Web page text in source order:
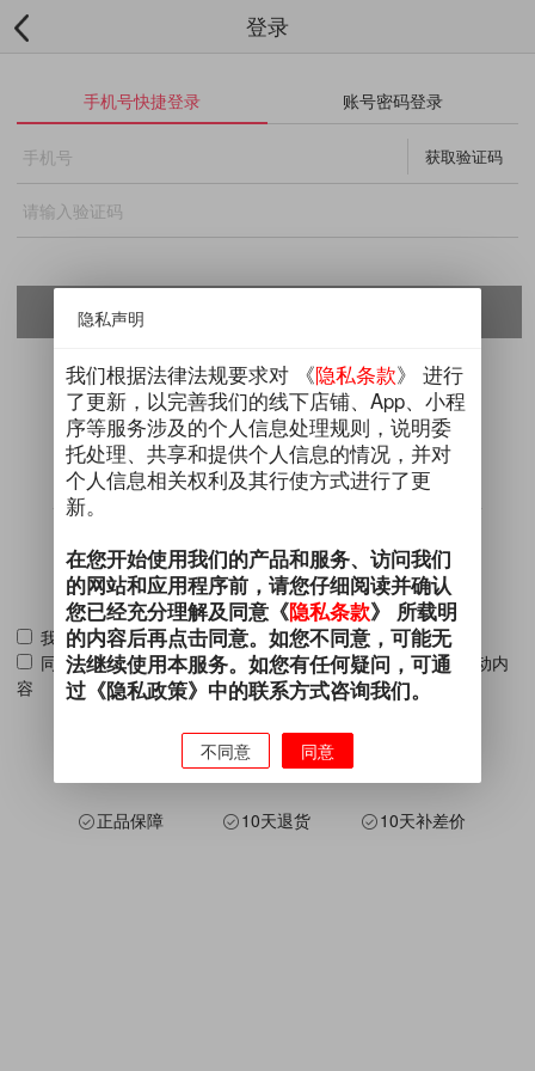
登录
手机号快捷登录 账号密码登录
获取验证码
我已阅读并同意 《用户协议》 《隐私条款》
同意通过电子邮件、电话、短信、即时通信发送相关营销活动内
容
正品保障 10天退货 10天补差价
隐私声明
我们根据法律法规要求对 《隐私条款》 进行
了更新，以完善我们的线下店铺、App、小程
序等服务涉及的个人信息处理规则，说明委
托处理、共享和提供个人信息的情况，并对
个人信息相关权利及其行使方式进行了更
新。
在您开始使用我们的产品和服务、访问我们
的网站和应用程序前，请您仔细阅读并确认
您已经充分理解及同意《隐私条款》 所载明
的内容后再点击同意。如您不同意，可能无
法继续使用本服务。如您有任何疑问，可通
过《隐私政策》中的联系方式咨询我们。
不同意 同意